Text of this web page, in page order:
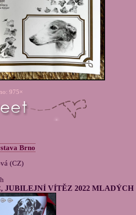
975×
Brno
(CZ)
JUBILEJNÍ VÍTĚZ 2022 MLADÝCH